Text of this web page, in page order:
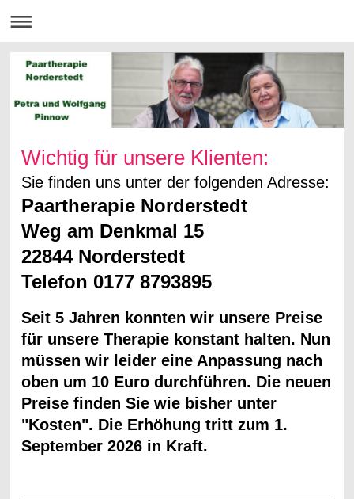
Wichtig für unsere Klienten:
Sie finden uns unter der folgenden Adresse:
Paartherapie Norderstedt
Weg am Denkmal 15
22844 Norderstedt
Telefon 0177 8793895
Seit 5 Jahren konnten wir unsere Preise
für unsere Therapie konstant halten. Nun
müssen wir leider eine Anpassung nach
oben um 10 Euro durchführen. Die neuen
Preise finden Sie wie bisher unter
"Kosten". Die Erhöhung tritt zum 1.
September 2026 in Kraft.